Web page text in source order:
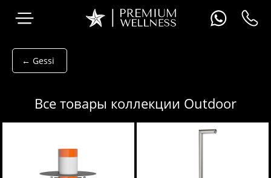
← Gessi
Все товары коллекции Outdoor